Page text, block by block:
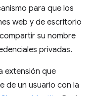
para que los
web y de escritorio
su nombre
privadas.
extensión que
de un usuario con la